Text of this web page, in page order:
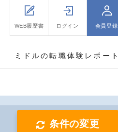
WEB履歴書 ログイン 会員登録
ミドルの転職体験レポート
条件の変更